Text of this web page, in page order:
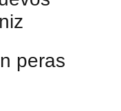
peras